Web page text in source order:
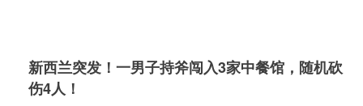
新西兰突发！一男子持斧闯入3家中餐馆，随机砍
伤4人！